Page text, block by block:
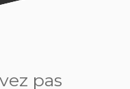
pas